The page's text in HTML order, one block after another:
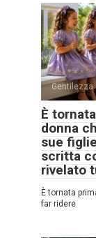
Gentilezza
È
donna
sue
scritta
rivelato
È tornata
far ridere